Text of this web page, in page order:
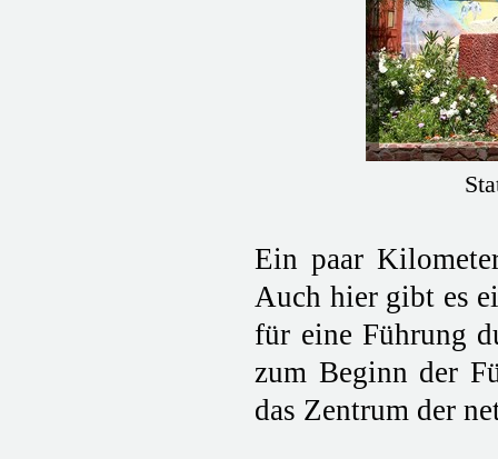
Ein paar
Auch hier gibt es
für eine Führung
zum Beginn der
das Zentrum der